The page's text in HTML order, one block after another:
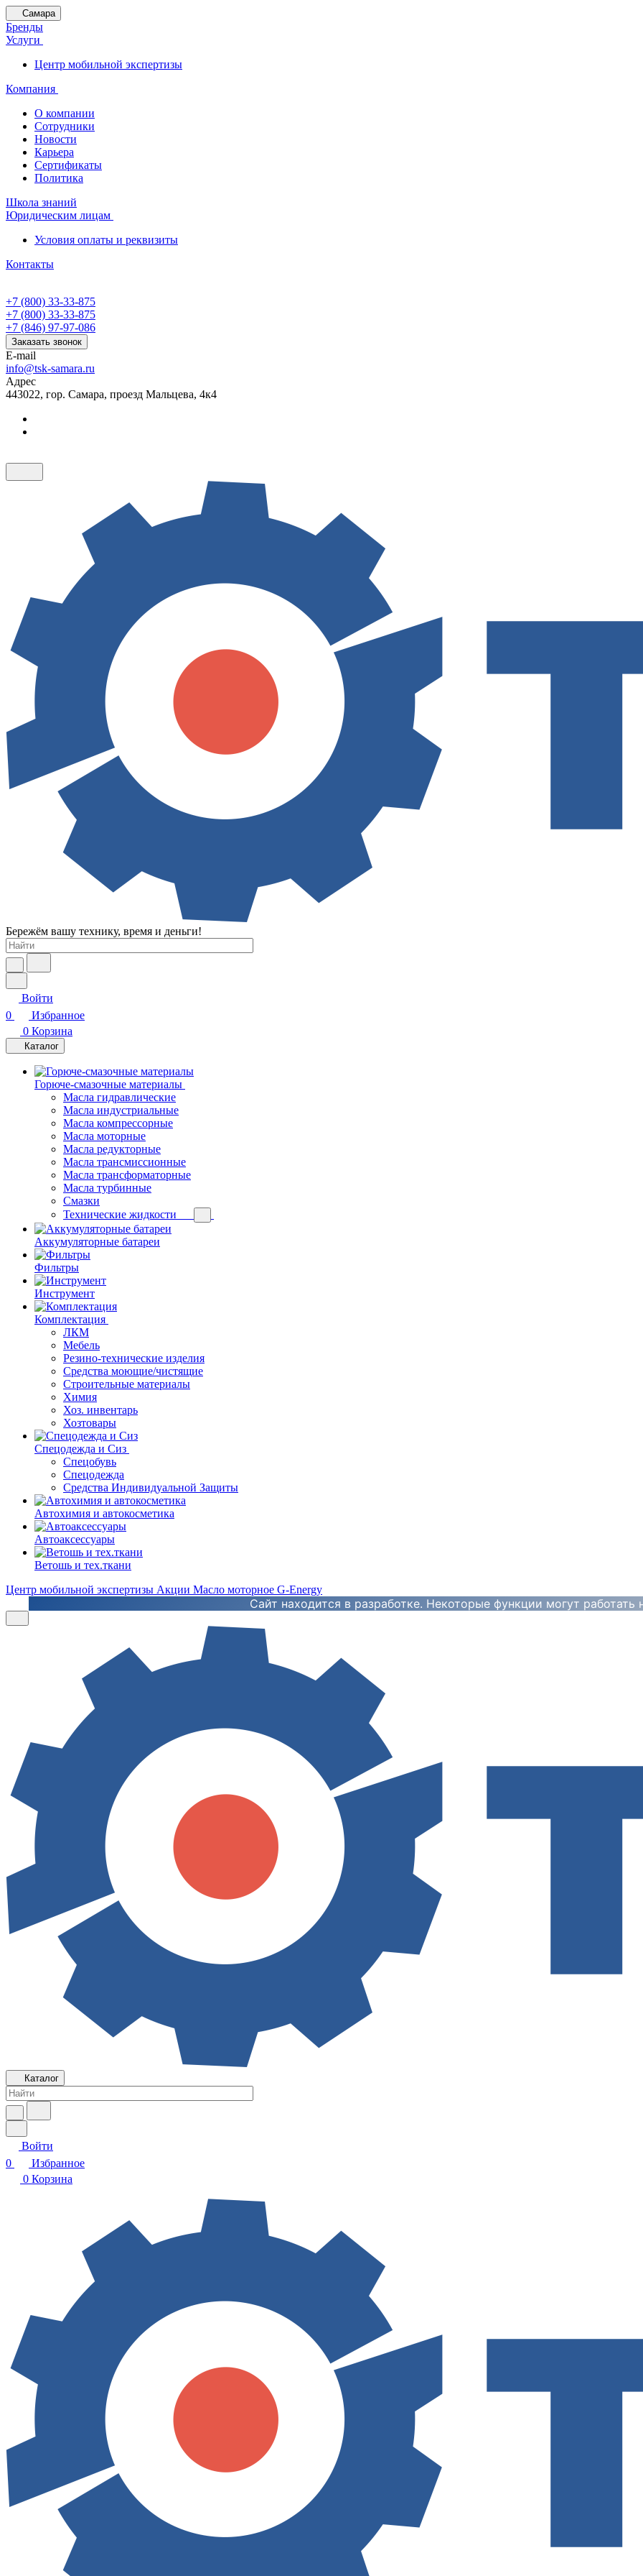
Самара
Бренды
Услуги
Центр мобильной экспертизы
Компания
О компании
Сотрудники
Новости
Карьера
Сертификаты
Политика
Школа знаний
Юридическим лицам
Условия оплаты и реквизиты
Контакты
+7 (800) 33-33-875
+7 (800) 33-33-875
+7 (846) 97-97-086
Заказать звонок
E-mail
info@tsk-samara.ru
Адрес
443022, гор. Самара, проезд Мальцева, 4к4
Бережём вашу технику, время и деньги!
Войти
0
Избранное
0 Корзина
Каталог
Горюче-смазочные материалы
Масла гидравлические
Масла индустриальные
Масла компрессорные
Масла моторные
Масла редукторные
Масла трансмиссионные
Масла трансформаторные
Масла турбинные
Смазки
Технические жидкости
Аккумуляторные батареи
Фильтры
Инструмент
Комплектация
ЛКМ
Мебель
Резино-технические изделия
Средства моющие/чистящие
Строительные материалы
Химия
Хоз. инвентарь
Хозтовары
Спецодежда и Сиз
Спецобувь
Спецодежда
Средства Индивидуальной Защиты
Автохимия и автокосметика
Автоаксессуары
Ветошь и тех.ткани
Центр мобильной экспертизы Акции Масло моторное G-Energy
Сайт находится в разработке. Некоторые функции могут работать
Каталог
Войти
0
Избранное
0 Корзина